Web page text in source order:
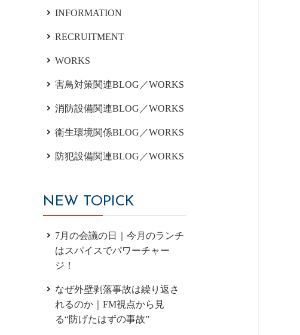
INFORMATION
RECRUITMENT
WORKS
害鳥対策関連BLOG／WORKS
消防設備関連BLOG／WORKS
衛生環境関係BLOG／WORKS
防犯設備関連BLOG／WORKS
NEW TOPICK
7月の会議の日｜今月のランチ
はスパイスでパワーチャー
ジ！
なぜ外壁剥落事故は繰り返さ
れるのか｜FM視点から見
る“防げたはずの事故”